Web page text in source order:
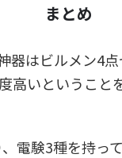
まとめ
器はビルメン4
高いということ
電験3種を持っ